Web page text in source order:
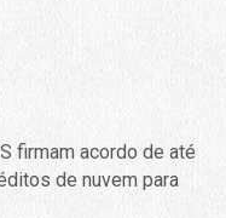
firmam acordo de até
de nuvem para